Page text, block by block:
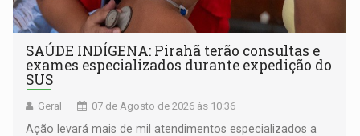
SAÚDE INDÍGENA: Pirahã terão consultas e
exames especializados durante expedição do
SUS
Geral 07 de Agosto de 2026 às 10:36
Ação levará mais de mil atendimentos especializados a